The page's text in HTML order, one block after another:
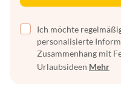
Ich möchte
personalisierte
Zusammenhang mit
Urlaubsideen Mehr